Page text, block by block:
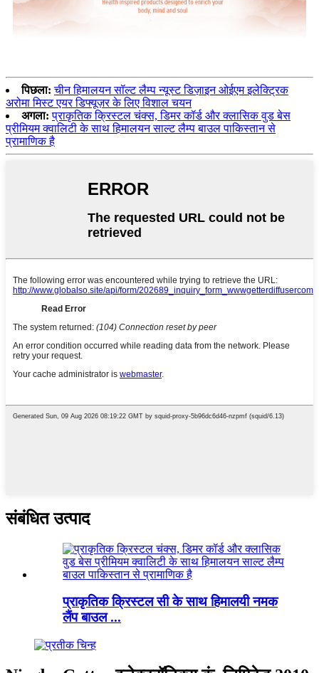
पिछला: चीन हिमालयन सॉल्ट लैम्प न्यूस्ट डिज़ाइन ओईएम इलेक्ट्रिक
अरोमा मिस्ट एयर डिफ्यूज़र के लिए विशाल चयन
अगला: प्राकृतिक क्रिस्टल चंक्स, डिमर कॉर्ड और क्लासिक वुड बेस
प्रीमियम क्वालिटी के साथ हिमालयन साल्ट लैम्प बाउल पाकिस्तान से
प्रामाणिक है
संबंधित उत्पाद
प्राकृतिक क्रिस्टल सी के साथ हिमालयी नमक
लैंप बाउल ...